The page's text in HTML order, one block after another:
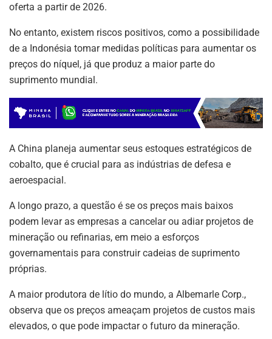
oferta a partir de 2026.
No entanto, existem riscos positivos, como a possibilidade
de a Indonésia tomar medidas políticas para aumentar os
preços do níquel, já que produz a maior parte do
suprimento mundial.
A China planeja aumentar seus estoques estratégicos de
cobalto, que é crucial para as indústrias de defesa e
aeroespacial.
A longo prazo, a questão é se os preços mais baixos
podem levar as empresas a cancelar ou adiar projetos de
mineração ou refinarias, em meio a esforços
governamentais para construir cadeias de suprimento
próprias.
A maior produtora de lítio do mundo, a Albemarle Corp.,
observa que os preços ameaçam projetos de custos mais
elevados, o que pode impactar o futuro da mineração.
ASSINE NOSSA
NEWSLETTER
notíciase inovações do setor mineral
ASSINAR